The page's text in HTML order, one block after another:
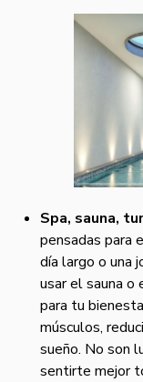
Spa, sauna,
pensadas para
día largo o una
usar el sauna o
para tu
músculos,
sueño. No son
sentirte mejor